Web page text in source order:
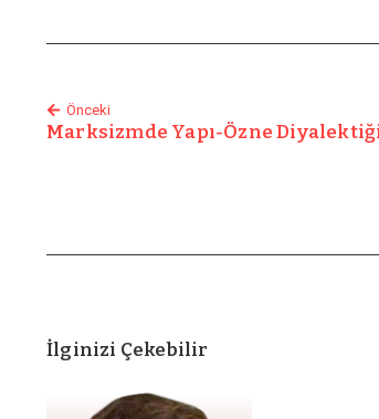
Önceki
Marksizmde Yapı-Özne
İlginizi Çekebilir